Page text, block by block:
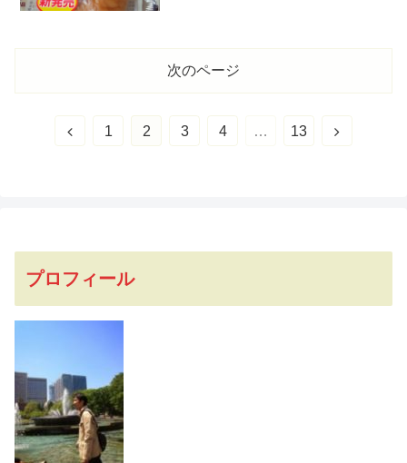
次のページ
前
1 2 3 4 … 13
次
プロフィール